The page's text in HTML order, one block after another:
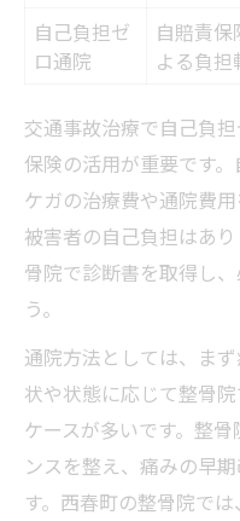
自己負担ゼ
ロ通院
自賠責保
よる負担
交通事故治療で自己負
保険の活用が重要です
ケガの治療費や通院費
被害者の自己負担はあ
骨院で診断書を取得し
う。
通院方法としては、ま
状や状態に応じて整骨
ケースが多いです。整
ンスを整え、痛みの早
す。西春町の整骨院で